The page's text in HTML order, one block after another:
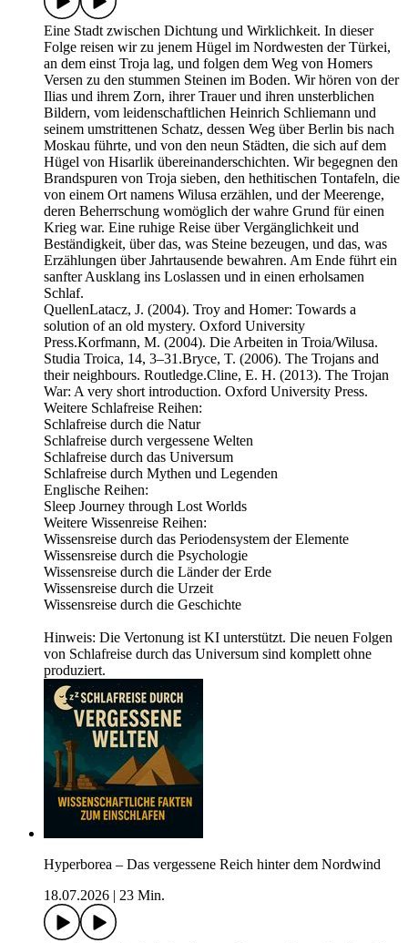
Eine Stadt zwischen Dichtung und Wirklichkeit. In dieser
Folge reisen wir zu jenem Hügel im Nordwesten der Türkei,
an dem einst Troja lag, und folgen dem Weg von Homers
Versen zu den stummen Steinen im Boden. Wir hören von der
Ilias und ihrem Zorn, ihrer Trauer und ihren unsterblichen
Bildern, vom leidenschaftlichen Heinrich Schliemann und
seinem umstrittenen Schatz, dessen Weg über Berlin bis nach
Moskau führte, und von den neun Städten, die sich auf dem
Hügel von Hisarlik übereinanderschichten. Wir begegnen den
Brandspuren von Troja sieben, den hethitischen Tontafeln, die
von einem Ort namens Wilusa erzählen, und der Meerenge,
deren Beherrschung womöglich der wahre Grund für einen
Krieg war. Eine ruhige Reise über Vergänglichkeit und
Beständigkeit, über das, was Steine bezeugen, und das, was
Erzählungen über Jahrtausende bewahren. Am Ende führt ein
sanfter Ausklang ins Loslassen und in einen erholsamen
Schlaf.
QuellenLatacz, J. (2004). Troy and Homer: Towards a
solution of an old mystery. Oxford University
Press.Korfmann, M. (2004). Die Arbeiten in Troia/Wilusa.
Studia Troica, 14, 3–31.Bryce, T. (2006). The Trojans and
their neighbours. Routledge.Cline, E. H. (2013). The Trojan
War: A very short introduction. Oxford University Press.
Weitere Schlafreise Reihen:
⁠⁠⁠⁠Schlafreise durch die Natur⁠⁠⁠⁠
⁠⁠⁠⁠Schlafreise durch vergessene Welten⁠⁠⁠⁠
⁠⁠⁠⁠Schlafreise durch das Universum⁠⁠⁠⁠
⁠⁠⁠⁠Schlafreise durch Mythen und Legenden⁠⁠⁠⁠
Englische Reihen:
⁠⁠⁠⁠Sleep Journey through Lost Worlds⁠⁠⁠⁠
Weitere Wissenreise Reihen:
⁠⁠⁠Wissensreise durch das Periodensystem der Elemente⁠⁠⁠⁠
⁠⁠⁠⁠Wissensreise durch die Psychologie⁠⁠⁠⁠
⁠⁠⁠⁠Wissensreise durch die Länder der Erde⁠⁠⁠⁠
⁠⁠⁠⁠Wissensreise durch die Urzeit⁠⁠⁠⁠
⁠⁠⁠⁠Wissensreise durch die Geschichte⁠⁠⁠
Hinweis: Die Vertonung ist KI unterstützt. Die neuen Folgen
von Schlafreise durch das Universum sind komplett ohne
produziert.
Hyperborea – Das vergessene Reich hinter dem Nordwind
18.07.2026
23 Min.